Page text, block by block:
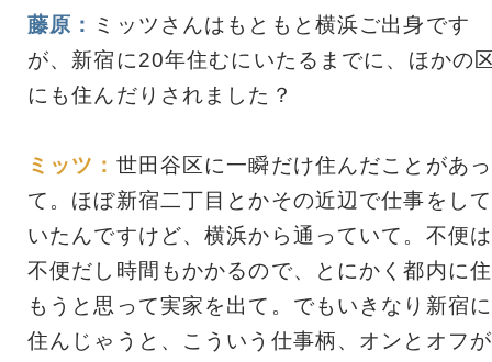
藤原： ミッツさんはもともと横浜ご出身です
が、新宿に20年住むにいたるまでに、ほかの
にも住んだりされました？
ミッツ： 世田谷区に一瞬だけ住んだことがあっ
て。ほぼ新宿二丁目とかその近辺で仕事をして
いたんですけど、横浜から通っていて。不便は
不便だし時間もかかるので、とにかく都内に住
もうと思って実家を出て。でもいきなり新宿に
住んじゃうと、こういう仕事柄、オンとオフが